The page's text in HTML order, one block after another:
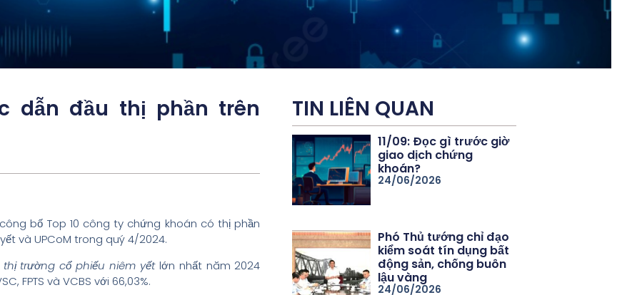
dẫn đầu thị phần trên
bố Top 10 công ty chứng khoán có thị phần
và UPCoM trong quý 4/2024.
trường cổ phiếu niêm yếtlớn nhất năm 2024
FPTS và VCBS với 66,03%.
TIN LIÊN QUAN
11/09: Đọc gì trước giờ
giao dịch chứng
khoán?
24/06/2026
Phó Thủ tướng chỉ đạo
kiểm soát tín dụng bất
động sản, chống buôn
lậu vàng
24/06/2026